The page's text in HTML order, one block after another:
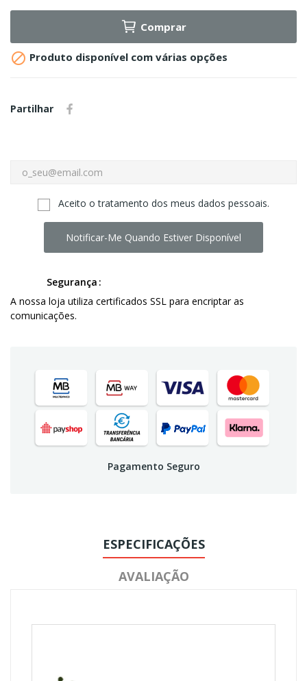
Comprar
 Produto disponível com várias opções
Partilhar
Aceito o tratamento dos meus dados pessoais.
Notificar-Me Quando Estiver Disponível
Segurança
A nossa loja utiliza certificados SSL para encriptar as
comunicações.
Pagamento Seguro
ESPECIFICAÇÕES
AVALIAÇÃO